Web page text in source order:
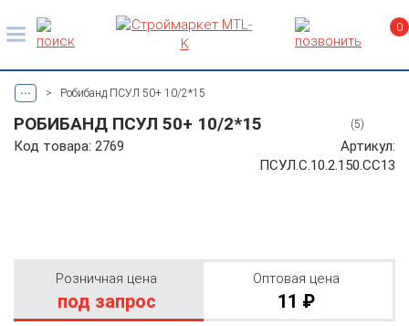
0
... > Робибанд ПСУЛ 50+ 10/2*15
РОБИБАНД ПСУЛ 50+ 10/2*15 (5)
Код товара: 2769
Артикул:
ПСУЛ.С.10.2.150.СС13
Розничная цена
под запрос
Оптовая цена
11 ₽